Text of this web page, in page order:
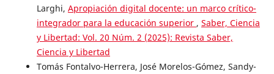
Larghi, Apropiación digital docente: un marco crítico-
integrador para la educación superior , Saber, Ciencia
y Libertad: Vol. 20 Núm. 2 (2025): Revista Saber,
Ciencia y Libertad
Tomás Fontalvo-Herrera, José Morelos-Gómez, Sandy-